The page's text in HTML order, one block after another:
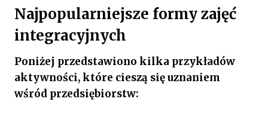
Najpopularniejsze formy zajęć
integracyjnych
Poniżej przedstawiono kilka przykładów
aktywności, które cieszą się uznaniem
wśród przedsiębiorstw: